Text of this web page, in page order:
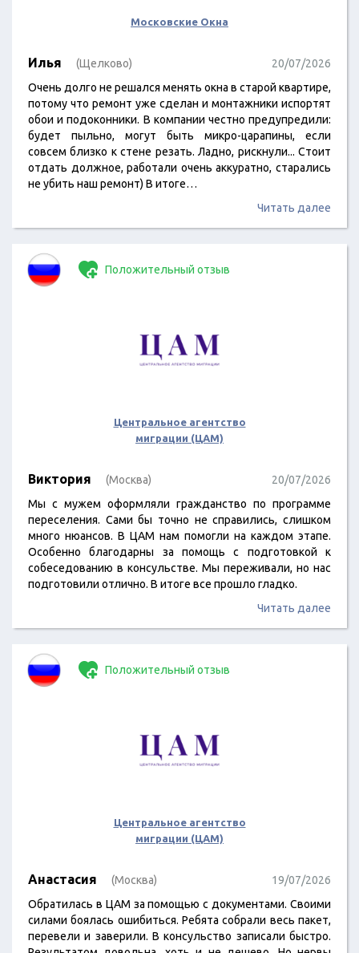
Московские Окна
Илья (Щелково)
20/07/2026
Очень долго не решался менять окна в старой квартире,
потому что ремонт уже сделан и монтажники испортят
обои и подоконники. В компании честно предупредили:
будет пыльно, могут быть микро-царапины, если
совсем близко к стене резать. Ладно, рискнули... Стоит
отдать должное, работали очень аккуратно, старались
не убить наш ремонт) В итоге…
Читать далее
Положительный отзыв
Центральное агентство
миграции (ЦАМ)
Виктория (Москва)
20/07/2026
Мы с мужем оформляли гражданство по программе
переселения. Сами бы точно не справились, слишком
много нюансов. В ЦАМ нам помогли на каждом этапе.
Особенно благодарны за помощь с подготовкой к
собеседованию в консульстве. Мы переживали, но нас
подготовили отлично. В итоге все прошло гладко.
Читать далее
Положительный отзыв
Центральное агентство
миграции (ЦАМ)
Анастасия (Москва)
19/07/2026
Обратилась в ЦАМ за помощью с документами. Своими
силами боялась ошибиться. Ребята собрали весь пакет,
перевели и заверили. В консульство записали быстро.